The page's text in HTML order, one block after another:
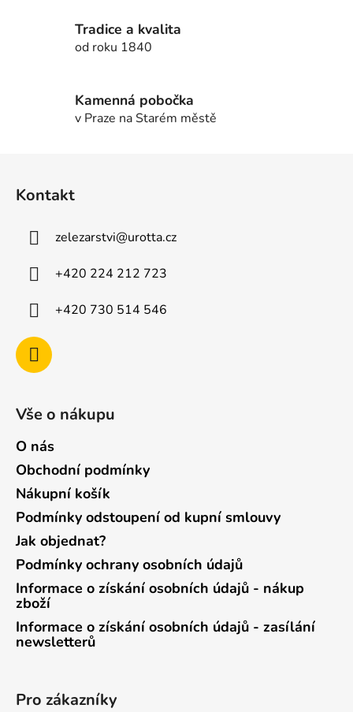
k
ý
p
i
Tradice a kvalita
od roku 1840
Kamenná pobočka
v Praze na Starém městě
Kontakt
zelezarstvi@urotta.cz
+420 224 212 723
+420 730 514 546
Vše o nákupu
O nás
Obchodní podmínky
Nákupní košík
Podmínky odstoupení od kupní smlouvy
Jak objednat?
Podmínky ochrany osobních údajů
Informace o získání osobních údajů - nákup
zboží
Informace o získání osobních údajů - zasílání
newsletterů
Pro zákazníky